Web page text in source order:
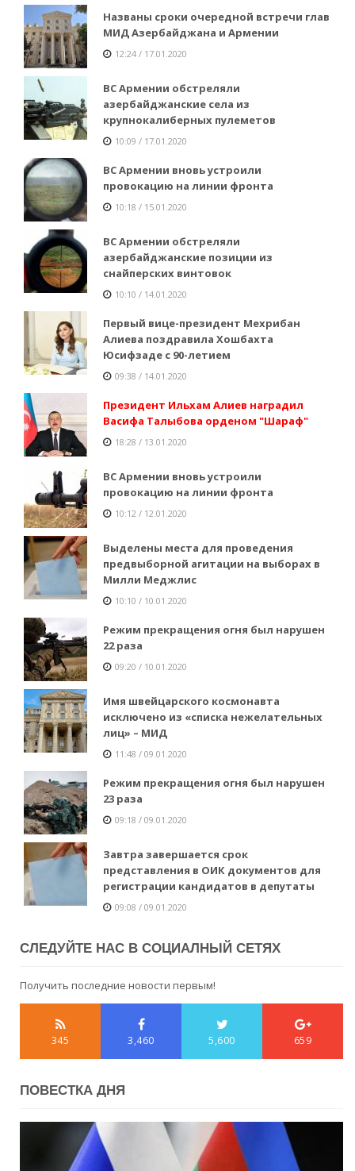
Названы сроки очередной встречи глав
МИД Азербайджана и Армении
12:24 / 17.01.2020
ВС Армении обстреляли
азербайджанские села из
крупнокалиберных пулеметов
10:09 / 17.01.2020
ВС Армении вновь устроили
провокацию на линии фронта
10:18 / 15.01.2020
ВС Армении обстреляли
азербайджанские позиции из
снайперских винтовок
10:10 / 14.01.2020
Первый вице-президент Мехрибан
Алиева поздравила Хошбахта
Юсифзаде с 90-летием
09:38 / 14.01.2020
Президент Ильхам Алиев наградил
Васифа Талыбова орденом "Шараф"
18:28 / 13.01.2020
ВС Армении вновь устроили
провокацию на линии фронта
10:12 / 12.01.2020
Выделены места для проведения
предвыборной агитации на выборах в
Милли Меджлис
10:10 / 10.01.2020
Режим прекращения огня был нарушен
22 раза
09:20 / 10.01.2020
Имя швейцарского космонавта
исключено из «списка нежелательных
лиц» – МИД
11:48 / 09.01.2020
Режим прекращения огня был нарушен
23 раза
09:18 / 09.01.2020
Завтра завершается срок
представления в ОИК документов для
регистрации кандидатов в депутаты
09:08 / 09.01.2020
СЛЕДУЙТЕ НАС В СОЦИАЛНЫЙ СЕТЯХ
Получить последние новости первым!
345 3,460 5,600 659
ПОВЕСТКА ДНЯ